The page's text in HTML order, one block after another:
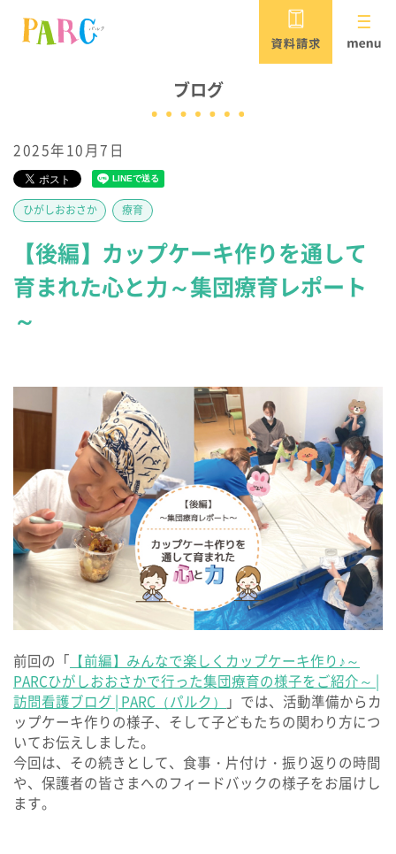
ブログ
2025年10月7日
ひがしおおさか 療育
【後編】カップケーキ作りを通して
育まれた心と力～集団療育レポート
～
前回の「 【前編】みんなで楽しくカップケーキ作り♪～
PARCひがしおおさかで行った集団療育の様子をご紹介～ |
訪問看護ブログ | PARC（パルク）
」では、活動準備からカ
ップケーキ作りの様子、そして子どもたちの関わり方につ
いてお伝えしました。
今回は、その続きとして、食事・片付け・振り返りの時間
や、保護者の皆さまへのフィードバックの様子をお届けし
ます。
児童発達支援・放課後等デイサービス
保育所等訪問支援・居宅訪問型児童発達支援
重症心身障害児対応 /
児童発達支援・放課後等デイサービス
パルク ルポ
保育所等訪問支援 /
居宅訪問型児童発達支援
パルク プラス
よくあるご質問
個別相談・見学・体験
資料請求・お問い合わせ
会社案内 採用情報